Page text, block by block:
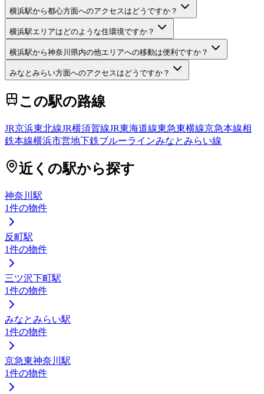
横浜駅から都心方面へのアクセスはどうですか？
横浜駅エリアはどのような住環境ですか？
横浜駅から神奈川県内の他エリアへの移動は便利ですか？
みなとみらい方面へのアクセスはどうですか？
この駅の路線
JR京浜東北線JR横須賀線JR東海道線東急東横線京急本線相
鉄本線横浜市営地下鉄ブルーラインみなとみらい線
近くの駅から探す
神奈川駅
1件の物件
反町駅
1件の物件
三ツ沢下町駅
1件の物件
みなとみらい駅
1件の物件
京急東神奈川駅
1件の物件